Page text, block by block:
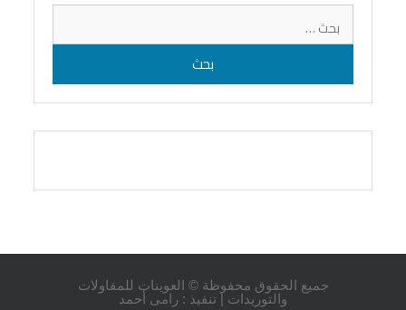
البحث
عن:
جميع الحقوق محفوظة © العوينات للمقاولات
والتوريدات | تنفيذ : رامى أحمد